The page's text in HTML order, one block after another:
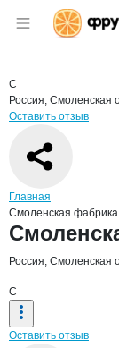
Раздел
Страница компании
Краткая
С
Россия, Смоленская
Оставить отзыв
Навигация
Главная
Смоленская
Основная
Россия, Смоленская
С
Оставить отзыв